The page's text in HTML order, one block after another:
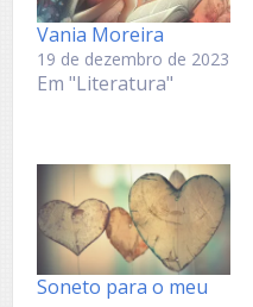
Vania Moreira
19 de dezembro de 2023
Em "Literatura"
Soneto para o meu